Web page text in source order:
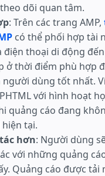
dõi quan tâm.
: Trên các trang AMP,
có thể phối hợp tài
điện thoại di động
ở thời điểm phù hợp
người dùng tốt nhất.
với hình hoạt
quảng cáo đang
tại.
hơn: Người dùng
với những quảng
Quảng cáo được tải